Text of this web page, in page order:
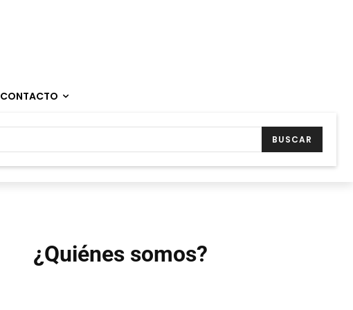
CONTACTO
BUSCAR
¿Quiénes somos?